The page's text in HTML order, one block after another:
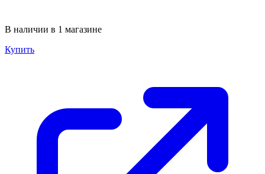
В наличии в 1 магазине
Купить